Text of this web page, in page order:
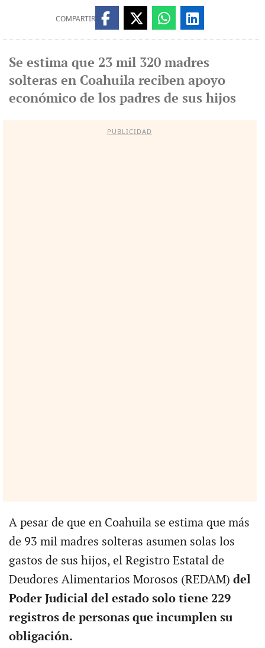
COMPARTIR
Se estima que 23 mil 320 madres
solteras en Coahuila reciben apoyo
económico de los padres de sus hijos
PUBLICIDAD
A pesar de que en Coahuila se estima que más
de 93 mil madres solteras asumen solas los
gastos de sus hijos, el Registro Estatal de
Deudores Alimentarios Morosos (REDAM) del
Poder Judicial del estado solo tiene 229
registros de personas que incumplen su
obligación.